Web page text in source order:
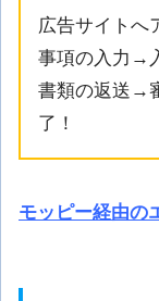
広告サイト
事項の入力→
書類の返送→
了！
モッピー経由の